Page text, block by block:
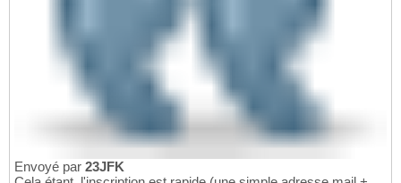
Envoyé par 23JFK